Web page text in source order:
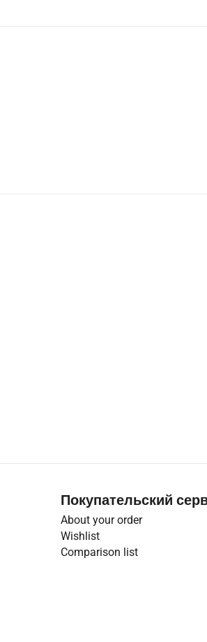
Покупательский
About your order
Wishlist
Comparison list